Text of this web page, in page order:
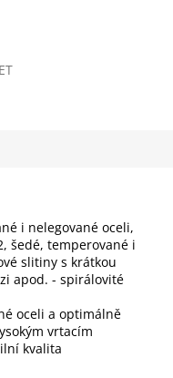
i nelegované oceli,
šedé, temperované i
slitiny s krátkou
apod. - spirálovité
oceli a optimálně
vrtacím
kvalita